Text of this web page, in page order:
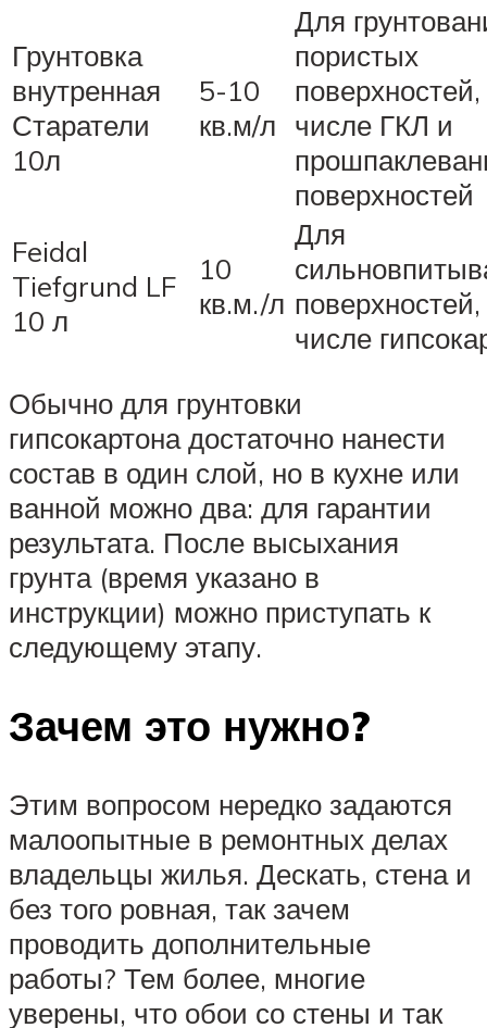
Грунтовка
внутренная
Старатели
10л
5-10
кв.м/л
Для
пористых
числе ГКЛ и
поверхностей
Feidal
Tiefgrund LF
10 л
10
кв.м./л
Для
числе
Обычно для грунтовки
гипсокартона достаточно нанести
состав в один слой, но в кухне или
ванной можно два: для гарантии
результата. После высыхания
грунта (время указано в
инструкции) можно приступать к
следующему этапу.
Зачем это нужно?
Этим вопросом нередко задаются
малоопытные в ремонтных делах
владельцы жилья. Дескать, стена и
без того ровная, так зачем
проводить дополнительные
работы? Тем более, многие
уверены, что обои со стены и так